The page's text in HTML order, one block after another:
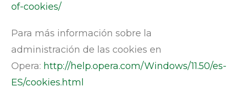
of-cookies/
Para más información sobre la
administración de las cookies en
Opera: http://help.opera.com/Windows/11.50/es-
ES/cookies.html